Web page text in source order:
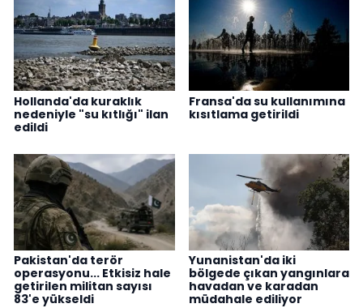
Hollanda'da kuraklık
nedeniyle "su kıtlığı" ilan
edildi
Fransa'da su kullanımına
kısıtlama getirildi
Pakistan'da terör
operasyonu... Etkisiz hale
getirilen militan sayısı
83'e yükseldi
Yunanistan'da iki
bölgede çıkan yangınlara
havadan ve karadan
müdahale ediliyor